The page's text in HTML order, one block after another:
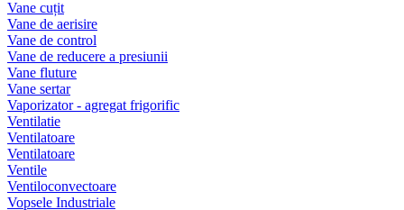
Vane cuțit
Vane de aerisire
Vane de control
Vane de reducere a presiunii
Vane fluture
Vane sertar
Vaporizator - agregat frigorific
Ventilatie
Ventilatoare
Ventilatoare
Ventile
Ventiloconvectoare
Vopsele Industriale